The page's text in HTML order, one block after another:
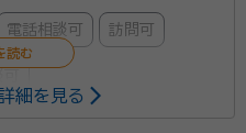
電話相談可 訪問可
細を見る